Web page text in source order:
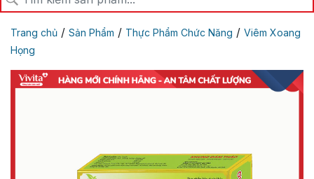
Trang chủ / Sản Phẩm / Thực Phẩm Chức Năng / Viêm Xoang
Họng